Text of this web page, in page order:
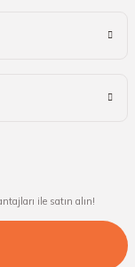
ile satın alın!